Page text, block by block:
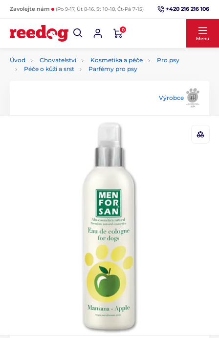
Zavolejte nám (Po 9-17, Út 8-16, St 10-18, Čt-Pá 7-15) +420 216 216 106
0
Menu
Úvod Chovatelství Kosmetika a péče
Pro psy
Péče o kůži a srst
Parfémy pro psy
Výrobce